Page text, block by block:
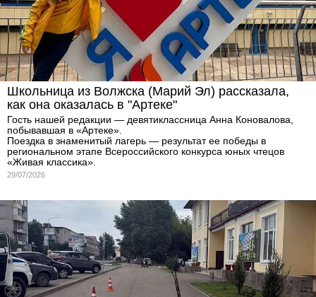
Школьница из Волжска (Марий Эл) рассказала,
как она оказалась в "Артеке"
Гость нашей редакции — девятиклассница Анна Коновалова,
побывавшая в «Артеке».
Поездка в знаменитый лагерь — результат ее победы в
региональном этапе Всероссийского конкурса юных чтецов
«Живая классика».
29/07/2026